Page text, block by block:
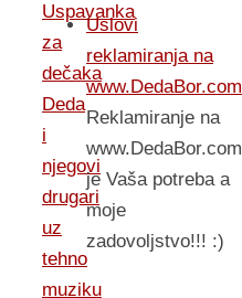
Uspavanka
za
dečaka
Deda
i
njegovi
drugari
uz
tehno
muziku
Uslovi
reklamiranja na
www.DedaBor.com
Reklamiranje na
www.DedaBor.com
je Vaša potreba a
moje
zadovoljstvo!!! :)